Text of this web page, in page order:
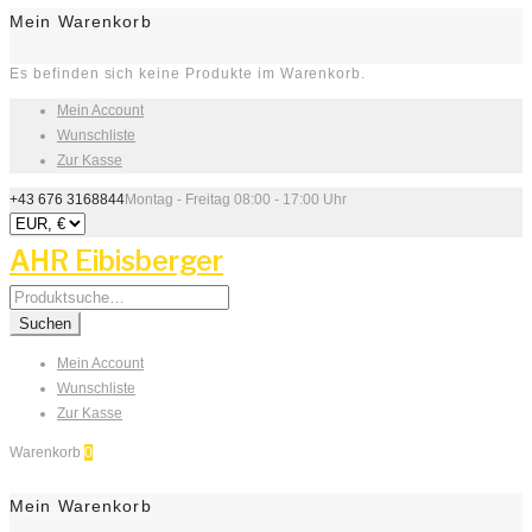
Mein Warenkorb
Es befinden sich keine Produkte im Warenkorb.
Mein Account
Wunschliste
Zur Kasse
+43 676 3168844Montag - Freitag 08:00 - 17:00 Uhr
AHR Eibisberger
Search
for:
Suchen
Mein Account
Wunschliste
Zur Kasse
Warenkorb 0
Mein Warenkorb